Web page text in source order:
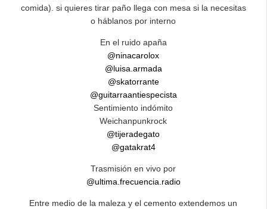
comida). si quieres tirar paño llega con mesa si la necesitas
o háblanos por interno
En el ruido apaña
@ninacarolox
@luisa.armada
@skatorrante
@guitarraantiespecista
Sentimiento indómito
Weichanpunkrock
@tijeradegato
@gatakrat4
Trasmisión en vivo por
@ultima.frecuencia.radio
Entre medio de la maleza y el cemento extendemos un